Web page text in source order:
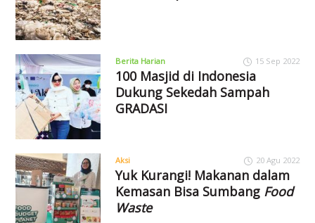
Berita Harian 15 Sep 2022
100 Masjid di Indonesia
Dukung Sekedah Sampah
GRADASI
Aksi 20 Agu 2022
Yuk Kurangi! Makanan dalam
Kemasan Bisa Sumbang Food
Waste